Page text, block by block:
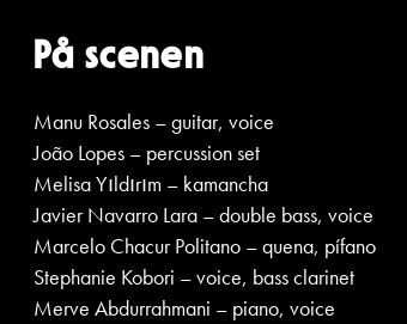
På scenen
Manu Rosales – guitar, voice
João Lopes – percussion set
Melisa Yıldırım – kamancha
Javier Navarro Lara – double bass, voice
Marcelo Chacur Politano – quena, pífano
Stephanie Kobori – voice, bass clarinet
Merve Abdurrahmani – piano, voice